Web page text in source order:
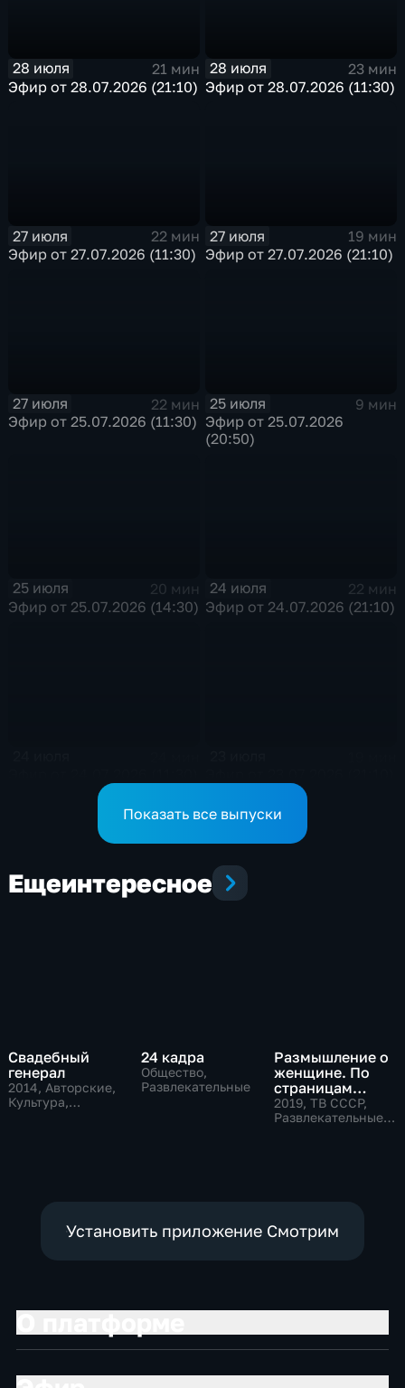
28 июля
21 мин
Эфир от 28.07.2026 (21:10)
28 июля
23 мин
Эфир от 28.07.2026 (11:30)
27 июля
22 мин
Эфир от 27.07.2026 (11:30)
27 июля
19 мин
Эфир от 27.07.2026 (21:10)
27 июля
22 мин
Эфир от 25.07.2026 (11:30)
25 июля
9 мин
Эфир от 25.07.2026
(20:50)
25 июля
20 мин
Эфир от 25.07.2026 (14:30)
24 июля
22 мин
Эфир от 24.07.2026 (21:10)
Показать все выпуски
Ещеинтересное
Свадебный
генерал
2014, Авторские,
Культура,
24 кадра
Общество,
Развлекательные
Размышление о
женщине. По
страницам
советского
телевидения
2019, ТВ СССР,
Развлекательные,
Установить приложение Смотрим